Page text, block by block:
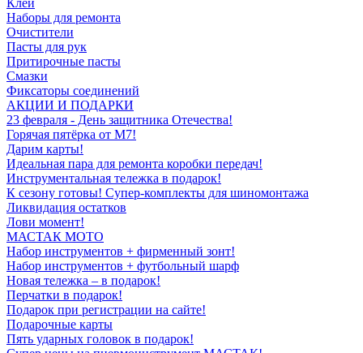
Клеи
Наборы для ремонта
Очистители
Пасты для рук
Притирочные пасты
Смазки
Фиксаторы соединений
АКЦИИ И ПОДАРКИ
23 февраля - День защитника Отечества!
Горячая пятёрка от M7!
Дарим карты!
Идеальная пара для ремонта коробки передач!
Инструментальная тележка в подарок!
К сезону готовы! Супер-комплекты для шиномонтажа
Ликвидация остатков
Лови момент!
МАСТАК МОТО
Набор инструментов + фирменный зонт!
Набор инструментов + футбольный шарф
Новая тележка – в подарок!
Перчатки в подарок!
Подарок при регистрации на сайте!
Подарочные карты
Пять ударных головок в подарок!